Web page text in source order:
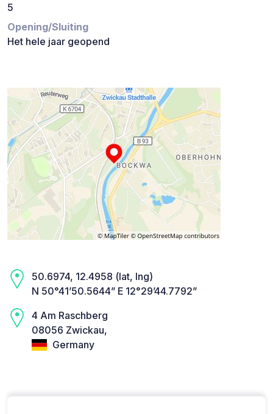
5
Opening/Sluiting
Het hele jaar geopend
50.6974, 12.4958 (lat, lng)
N 50°41’50.5644” E 12°29’44.7792”
4 Am Raschberg
08056 Zwickau,
Germany